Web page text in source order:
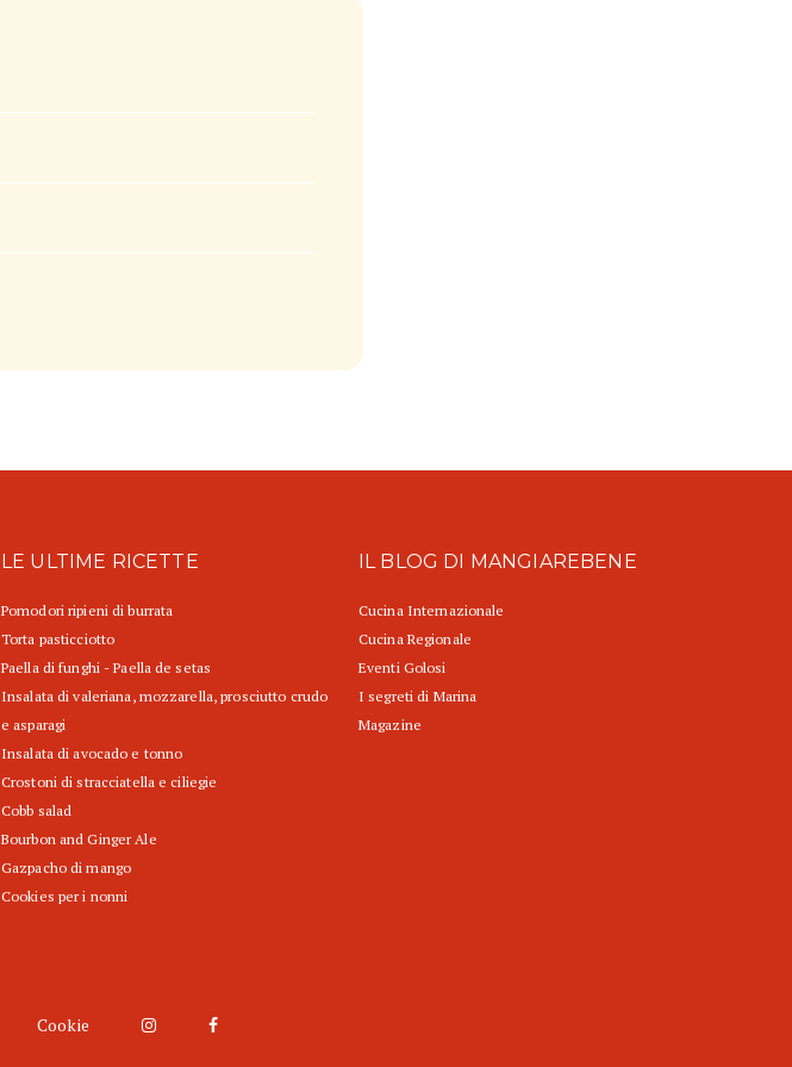
LE ULTIME RICETTE
Pomodori ripieni di burrata
Torta pasticciotto
Paella di funghi - Paella de setas
Insalata di valeriana, mozzarella, prosciutto crudo
e asparagi
Insalata di avocado e tonno
Crostoni di stracciatella e ciliegie
Cobb salad
Bourbon and Ginger Ale
Gazpacho di mango
Cookies per i nonni
IL BLOG DI MANGIAREBENE
Cucina Internazionale
Cucina Regionale
Eventi Golosi
I segreti di Marina
Magazine
Cookie